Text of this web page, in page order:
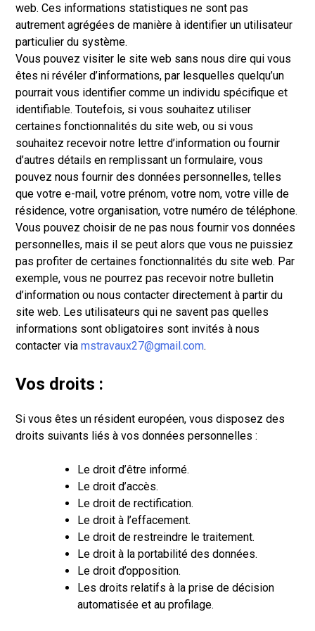
web. Ces informations statistiques ne sont pas
autrement agrégées de manière à identifier un utilisateur
particulier du système.
Vous pouvez visiter le site web sans nous dire qui vous
êtes ni révéler d’informations, par lesquelles quelqu’un
pourrait vous identifier comme un individu spécifique et
identifiable. Toutefois, si vous souhaitez utiliser
certaines fonctionnalités du site web, ou si vous
souhaitez recevoir notre lettre d’information ou fournir
d’autres détails en remplissant un formulaire, vous
pouvez nous fournir des données personnelles, telles
que votre e-mail, votre prénom, votre nom, votre ville de
résidence, votre organisation, votre numéro de téléphone.
Vous pouvez choisir de ne pas nous fournir vos données
personnelles, mais il se peut alors que vous ne puissiez
pas profiter de certaines fonctionnalités du site web. Par
exemple, vous ne pourrez pas recevoir notre bulletin
d’information ou nous contacter directement à partir du
site web. Les utilisateurs qui ne savent pas quelles
informations sont obligatoires sont invités à nous
contacter viamstravaux27@gmail.com.
Vos droits :
Si vous êtes un résident européen, vous disposez des
droits suivants liés à vos données personnelles :
Le droit d’être informé.
Le droit d’accès.
Le droit de rectification.
Le droit à l’effacement.
Le droit de restreindre le traitement.
Le droit à la portabilité des données.
Le droit d’opposition.
Les droits relatifs à la prise de décision
automatisée et au profilage.